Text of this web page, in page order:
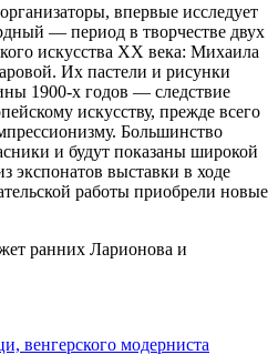
впервые исследует
— период в творчестве двух
искусства XX века: Михаила
Их пастели и рисунки
1900-х годов — следствие
искусству, прежде всего
Большинство
и будут показаны широкой
экспонатов выставки в ходе
работы приобрели новые
венгерского модерниста